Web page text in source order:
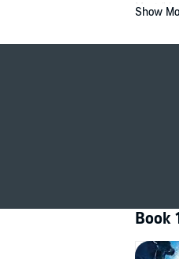
Magic"
©2024
Show
Book